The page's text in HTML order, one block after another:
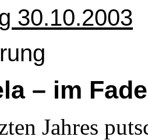
30.10.2003
– im
Jahres